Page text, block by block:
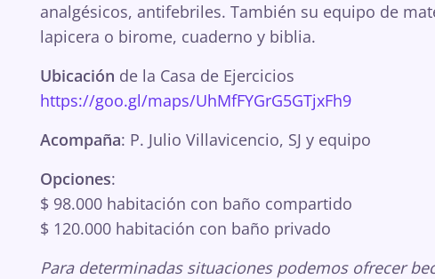
analgésicos, antifebriles. También su equipo de
lapicera o birome, cuaderno y biblia.
Ubicación de la Casa de Ejercicios
https://goo.gl/maps/UhMfFYGrG5GTjxFh9
Acompaña: P. Julio Villavicencio, SJ y equipo
Opciones:
$ 98.000 habitación con baño compartido
$ 120.000 habitación con baño privado
Para determinadas situaciones podemos ofrecer